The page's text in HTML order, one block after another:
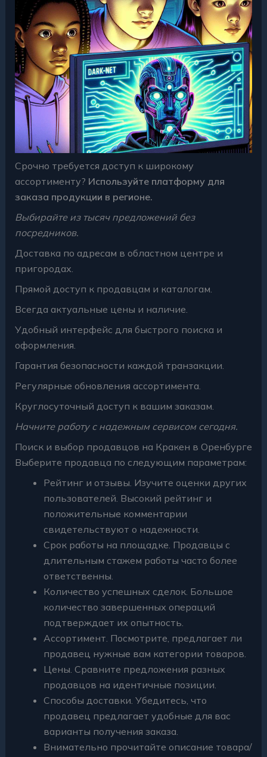
Срочно требуется доступ к широкому
ассортименту? Используйте платформу для
заказа продукции в регионе.
Выбирайте из тысяч предложений без
посредников.
Доставка по адресам в областном центре и
пригородах.
Прямой доступ к продавцам и каталогам.
Всегда актуальные цены и наличие.
Удобный интерфейс для быстрого поиска и
оформления.
Гарантия безопасности каждой транзакции.
Регулярные обновления ассортимента.
Круглосуточный доступ к вашим заказам.
Начните работу с надежным сервисом сегодня.
Поиск и выбор продавцов на Кракен в Оренбурге
Выберите продавца по следующим параметрам:
Рейтинг и отзывы. Изучите оценки других
пользователей. Высокий рейтинг и
положительные комментарии
свидетельствуют о надежности.
Срок работы на площадке. Продавцы с
длительным стажем работы часто более
ответственны.
Количество успешных сделок. Большое
количество завершенных операций
подтверждает их опытность.
Ассортимент. Посмотрите, предлагает ли
продавец нужные вам категории товаров.
Цены. Сравните предложения разных
продавцов на идентичные позиции.
Способы доставки. Убедитесь, что
продавец предлагает удобные для вас
варианты получения заказа.
Внимательно прочитайте описание товара/